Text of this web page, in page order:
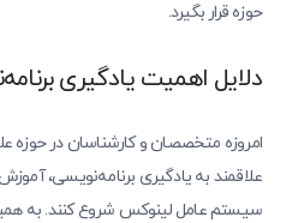
حوزه قرار بگیرد.
دلایل اهمیت یادگیری
امروزه متخصصان و کارشناسان در حوزه
علاقمند به یادگیری برنامه‌نویسی،
سیستم عامل لینوکس شروع کنند. به